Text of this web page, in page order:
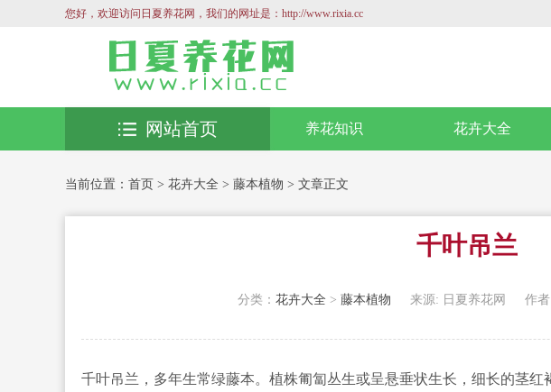
您好，欢迎访问日夏养花网，我们的网址是：http://www.rixia.cc
养花知识 花卉大全
网站首页
当前位置： 首页 > 花卉大全 > 藤本植物 > 文章正文
千叶吊兰
分类： 花卉大全 > 藤本植物 来源: 日夏养花网 作
千叶吊兰，多年生常绿藤本。植株匍匐丛生或呈悬垂状生长，细长的茎